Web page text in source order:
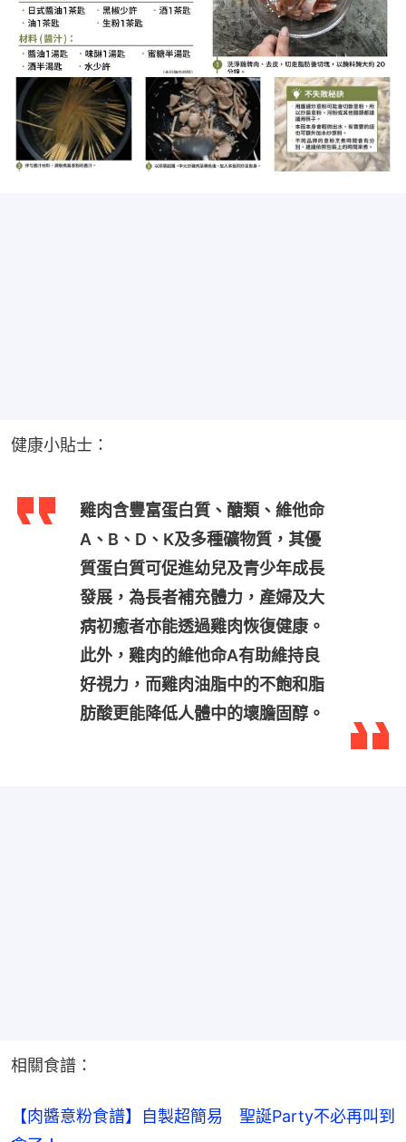
健康小貼士：
雞肉含豐富蛋白質、醣類、維他命
A、B、D、K及多種礦物質，其優
質蛋白質可促進幼兒及青少年成長
發展，為長者補充體力，產婦及大
病初癒者亦能透過雞肉恢復健康。
此外，雞肉的維他命A有助維持良
好視力，而雞肉油脂中的不飽和脂
肪酸更能降低人體中的壞膽固醇。
相關食譜：
【肉醬意粉食譜】自製超簡易　聖誕Party不必再叫到